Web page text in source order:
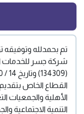
تم بحمدلله وتوفيقه
شركة جسر للخدمات
القطاع الخاص
الأهلية والجمعيات
التنمية الاجتماعية